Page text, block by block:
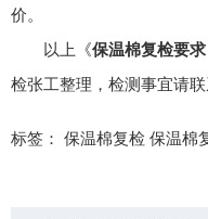
价。
以上《保温棉复检要
检张工整理，检测事宜请联
标签： 保温棉复检 保温棉